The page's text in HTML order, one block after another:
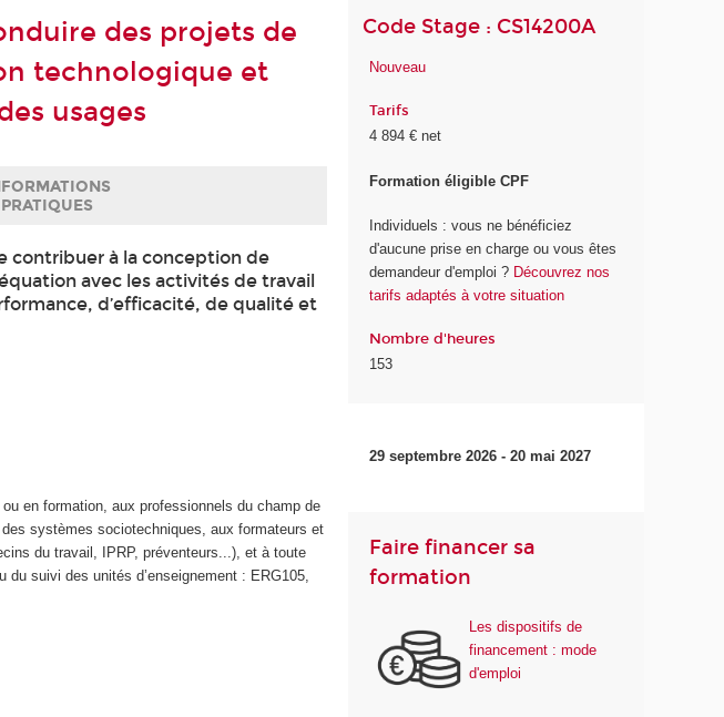
des projets de
technologique et
usages
PRATIQUES
contribuer à la conception de
avec les activités de travail
d’efficacité, de qualité et
en formation, aux professionnels du champ de
systèmes sociotechniques, aux formateurs et
du travail, IPRP, préventeurs...), et à toute
suivi des unités d’enseignement : ERG105,
Code Stage : CS14200A
Nouveau
Tarifs
4 894 € net
Formation éligible CPF
Individuels : vous ne bénéficiez
d'aucune prise en charge ou vous êtes
demandeur d'emploi ? Découvrez nos
tarifs adaptés à votre situation
Nombre d'heures
153
29 septembre 2026 - 20 mai 2027
Faire financer sa
formation
Les dispositifs de
financement : mode
d'emploi